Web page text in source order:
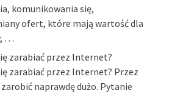
komunikowania się,
ofert, które mają wartość dla
…
zarabiać przez Internet?
zarabiać przez Internet? Przez
naprawdę dużo. Pytanie